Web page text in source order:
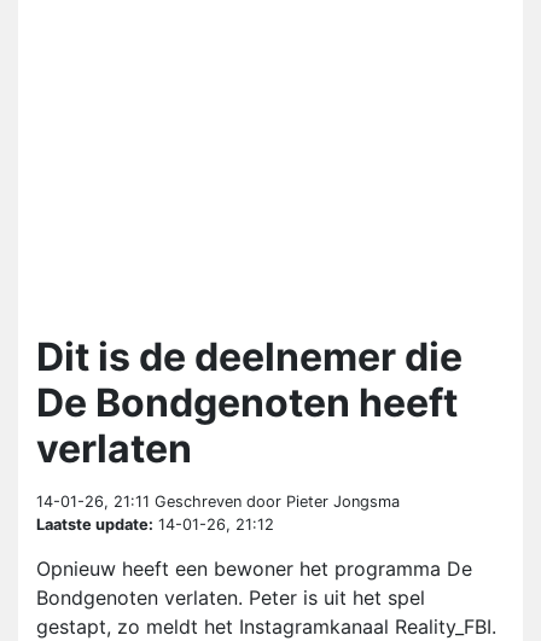
Dit is de deelnemer die
De Bondgenoten heeft
verlaten
14-01-26, 21:11 Geschreven door Pieter Jongsma
Laatste update: 14-01-26, 21:12
Opnieuw heeft een bewoner het programma De
Bondgenoten verlaten. Peter is uit het spel
gestapt, zo meldt het Instagramkanaal Reality_FBI.